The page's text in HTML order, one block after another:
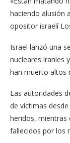
haciendo alusión
opositor israelí
Israel lanzó una
nucleares iraníes
han muerto altos
Las autoridades
de víctimas
heridos, mientras
fallecidos por los